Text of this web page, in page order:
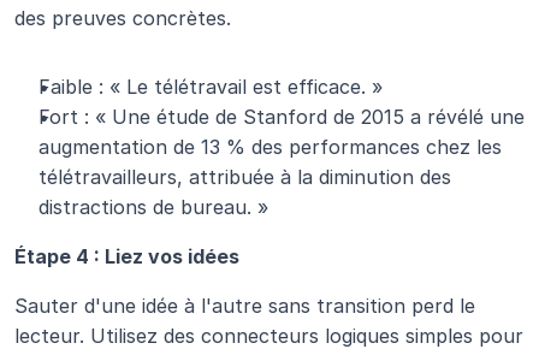
des preuves concrètes.
Faible : « Le télétravail est efficace. »
Fort : « Une étude de Stanford de 2015 a révélé une
augmentation de 13 % des performances chez les
télétravailleurs, attribuée à la diminution des
distractions de bureau. »
Étape 4 : Liez vos idées
Sauter d'une idée à l'autre sans transition perd le
lecteur. Utilisez des connecteurs logiques simples pour